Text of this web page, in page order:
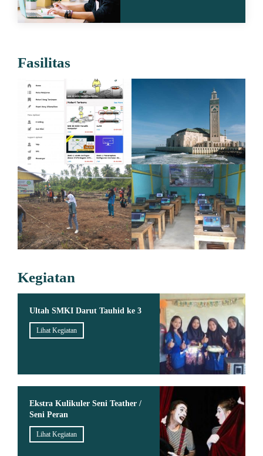
Fasilitas
Kegiatan
Ultah SMKI Darut Tauhid ke 3
Lihat Kegiatan
Ekstra Kulikuler Seni Teather /
Seni Peran
Lihat Kegiatan